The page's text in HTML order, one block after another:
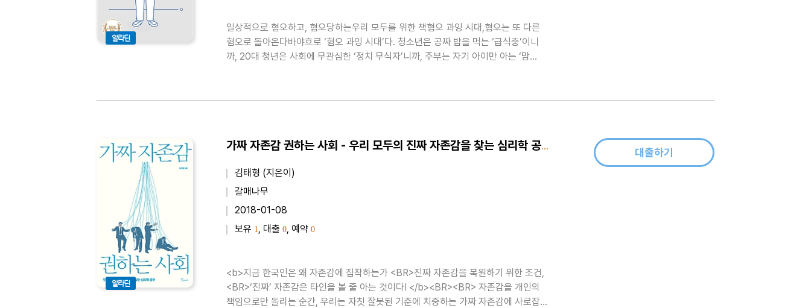
알라딘
일상적으로 혐오하고, 혐오당하는우리 모두를 위한 책혐오 과잉 시대,혐오는 또 다른
혐오로 돌아온다바야흐로 ‘혐오 과잉 시대’다. 청소년은 공짜 밥을 먹는 ‘급식충’이니
까, 20대 청년은 사회에 무관심한 ‘정치 무식자’니까, 주부는 자기 아이만 아는 ‘맘
알라딘
가짜 자존감 권하는 사회 - 우리 모두의 진짜 자존감을 찾는 심리학 공부
김태형 (지은이)
갈매나무
2018-01-08
보유 1, 대출 0, 예약 0
<b>지금 한국인은 왜 자존감에 집착하는가 <BR>진짜 자존감을 복원하기 위한 조건,
<BR>‘진짜’ 자존감은 타인을 볼 줄 아는 것이다! </b><BR><BR> 자존감을 개인의
책임으로만 돌리는 순간, 우리는 자칫 잘못된 기준에 치중하는 가짜 자존감에 사로잡힐
대출하기